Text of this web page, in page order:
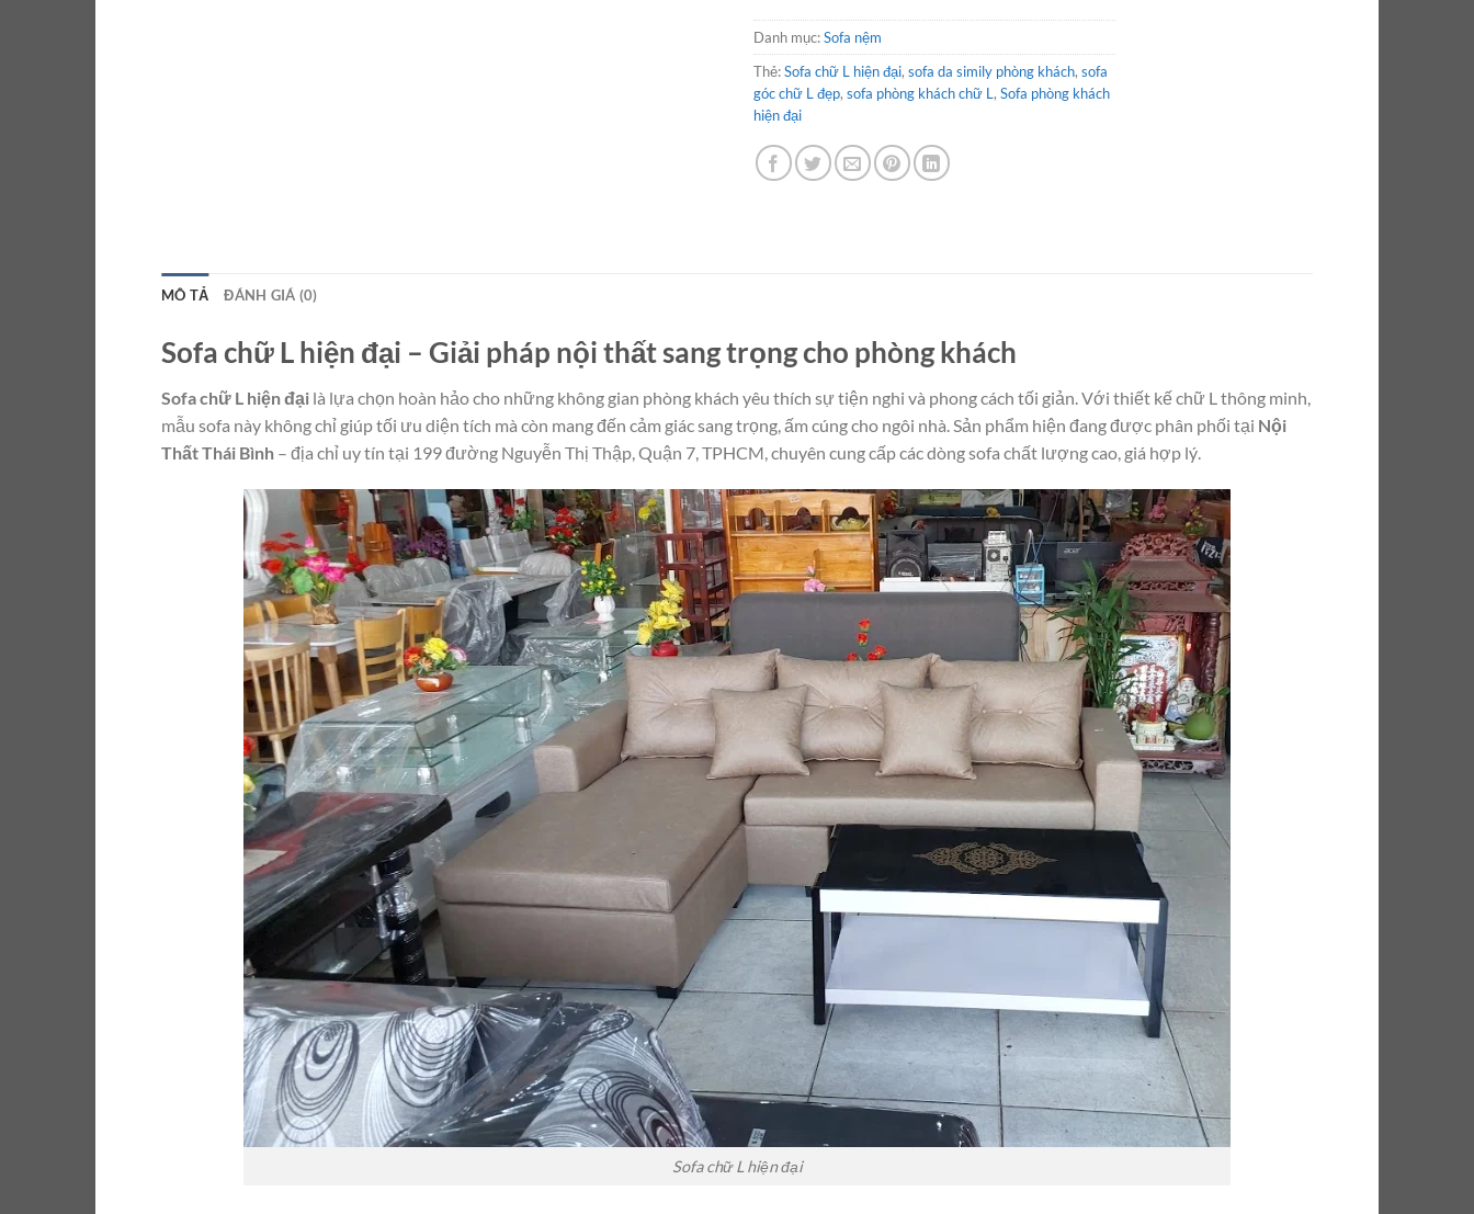
Danh mục:Sofa nệm
Thẻ:Sofa chữ L hiện đại, sofa da simily phòng khách, sofa
góc chữ L đẹp, sofa phòng khách chữ L, Sofa phòng khách
hiện đại
MÔ TẢ ĐÁNH GIÁ (0)
Sofa chữ L hiện đại – Giải pháp nội thất sang trọng cho phòng khách
Sofa chữ L hiện đại là lựa chọn hoàn hảo cho những không gian phòng khách yêu thích sự tiện nghi và phong cách tối giản. Với thiết kế chữ L thông minh,
mẫu sofa này không chỉ giúp tối ưu diện tích mà còn mang đến cảm giác sang trọng, ấm cúng cho ngôi nhà. Sản phẩm hiện đang được phân phối tại Nội
Thất Thái Bình – địa chỉ uy tín tại 199 đường Nguyễn Thị Thập, Quận 7, TPHCM, chuyên cung cấp các dòng sofa chất lượng cao, giá hợp lý.
Sofa chữ L hiện đại